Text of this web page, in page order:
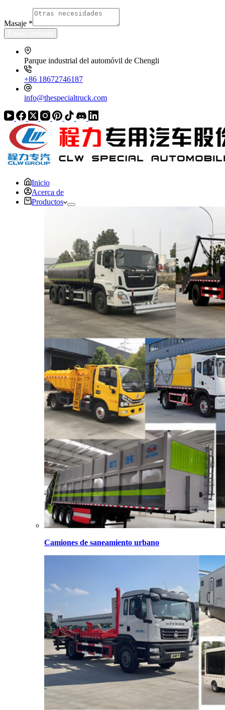
Masaje *
Parque industrial del automóvil de Chengli
+86 18672746187
info@thespecialtruck.com
Inicio
Acerca de
Productos
Camiones de saneamiento urbano